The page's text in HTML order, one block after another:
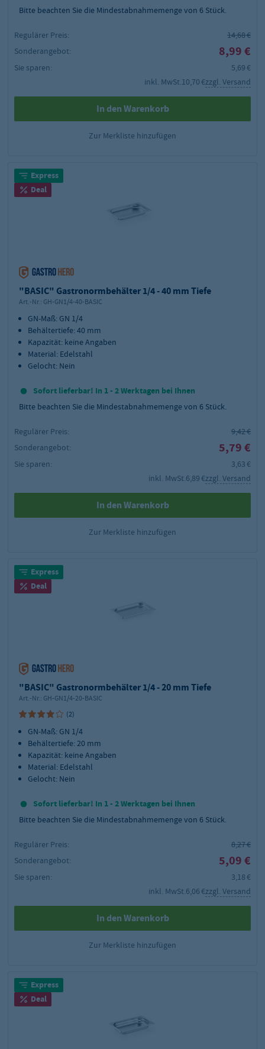
Bitte beachten Sie die Mindestabnahmemenge von 6 Stück.
Regulärer Preis:
14,68 €
Sonderangebot:
8,99 €
Sie sparen:
5,69 €
inkl. MwSt.10,70 €zzgl. Versand
In den Warenkorb
Zur Merkliste hinzufügen
Express
Deal
"BASIC" Gastronormbehälter 1/4 - 40 mm Tiefe
Art.-Nr.: GH-GN1/4-40-BASIC
GN-Maß: GN 1/4
Behältertiefe: 40 mm
Kapazität: keine Angaben
Material: Edelstahl
Gelocht: Nein
Sofort lieferbar! In 1 - 2 Werktagen bei Ihnen
Bitte beachten Sie die Mindestabnahmemenge von 6 Stück.
Regulärer Preis:
9,42 €
Sonderangebot:
5,79 €
Sie sparen:
3,63 €
inkl. MwSt.6,89 €zzgl. Versand
In den Warenkorb
Zur Merkliste hinzufügen
Express
Deal
"BASIC" Gastronormbehälter 1/4 - 20 mm Tiefe
Art.-Nr.: GH-GN1/4-20-BASIC
(2)
GN-Maß: GN 1/4
Behältertiefe: 20 mm
Kapazität: keine Angaben
Material: Edelstahl
Gelocht: Nein
Sofort lieferbar! In 1 - 2 Werktagen bei Ihnen
Bitte beachten Sie die Mindestabnahmemenge von 6 Stück.
Regulärer Preis:
8,27 €
Sonderangebot:
5,09 €
Sie sparen:
3,18 €
inkl. MwSt.6,06 €zzgl. Versand
In den Warenkorb
Zur Merkliste hinzufügen
Express
Deal